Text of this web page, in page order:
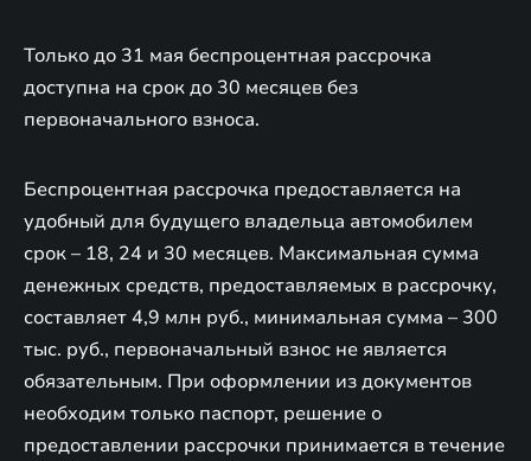
Только до 31 мая беспроцентная рассрочка
доступна на срок до 30 месяцев без
первоначального взноса.
Беспроцентная рассрочка предоставляется на
удобный для будущего владельца автомобилем
срок – 18, 24 и 30 месяцев. Максимальная сумма
денежных средств, предоставляемых в рассрочку,
составляет 4,9 млн руб., минимальная сумма – 300
тыс. руб., первоначальный взнос не является
обязательным. При оформлении из документов
необходим только паспорт, решение о
предоставлении рассрочки принимается в течение